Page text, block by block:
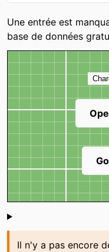
Catégories
Une entrée est
base de données
Carte
Shoutbox
Il n'y a pas encore